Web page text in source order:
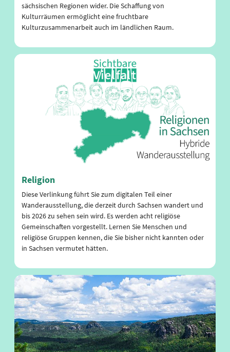
sächsischen Regionen wider. Die Schaffung von
Kulturräumen ermöglicht eine fruchtbare
Kulturzusammenarbeit auch im ländlichen Raum.
Religion
Diese Verlinkung führt Sie zum digitalen Teil einer
Wanderausstellung, die derzeit durch Sachsen wandert und
bis 2026 zu sehen sein wird. Es werden acht religiöse
Gemeinschaften vorgestellt. Lernen Sie Menschen und
religiöse Gruppen kennen, die Sie bisher nicht kannten oder
in Sachsen vermutet hätten.